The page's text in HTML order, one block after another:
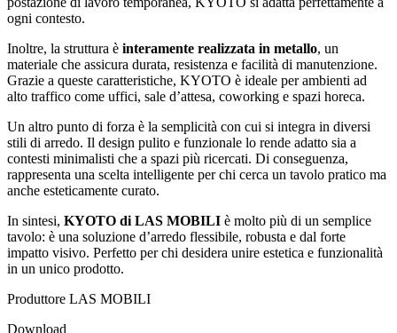
ogni contesto.
Inoltre, la struttura è interamente realizzata in metallo, un
materiale che assicura durata, resistenza e facilità di manutenzione.
Grazie a queste caratteristiche, KYOTO è ideale per ambienti ad
alto traffico come uffici, sale d’attesa, coworking e spazi horeca.
Un altro punto di forza è la semplicità con cui si integra in diversi
stili di arredo. Il design pulito e funzionale lo rende adatto sia a
contesti minimalisti che a spazi più ricercati. Di conseguenza,
rappresenta una scelta intelligente per chi cerca un tavolo pratico ma
anche esteticamente curato.
In sintesi, KYOTO di LAS MOBILI è molto più di un semplice
tavolo: è una soluzione d’arredo flessibile, robusta e dal forte
impatto visivo. Perfetto per chi desidera unire estetica e funzionalità
in un unico prodotto.
Produttore LAS MOBILI
Download